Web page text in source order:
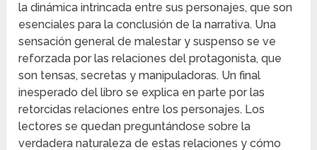
la dinámica intrincada entre sus personajes, que son
esenciales para la conclusión de la narrativa. Una
sensación general de malestar y suspenso se ve
reforzada por las relaciones del protagonista, que
son tensas, secretas y manipuladoras. Un final
inesperado del libro se explica en parte por las
retorcidas relaciones entre los personajes. Los
lectores se quedan preguntándose sobre la
verdadera naturaleza de estas relaciones y cómo